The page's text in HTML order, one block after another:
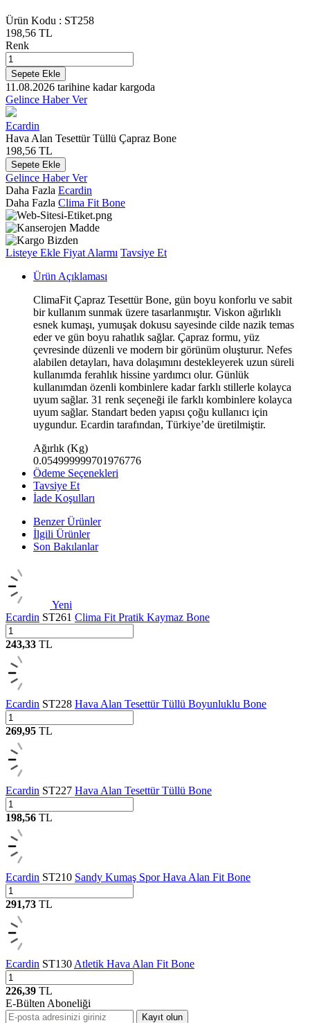
Ürün Kodu : ST258
198,56 TL
Renk
Sepete Ekle
11.08.2026 tarihine kadar kargoda
Gelince Haber Ver
Ecardin
Hava Alan Tesettür Tüllü Çapraz Bone
198,56 TL
Sepete Ekle
Gelince Haber Ver
Daha Fazla Ecardin
Daha Fazla Clima Fit Bone
Listeye Ekle Fiyat Alarmı Tavsiye Et
Ürün Açıklaması
ClimaFit Çapraz Tesettür Bone, gün boyu konforlu ve sabit
bir kullanım sunmak üzere tasarlanmıştır. Viskon ağırlıklı
esnek kumaşı, yumuşak dokusu sayesinde cilde nazik temas
eder ve gün boyu rahatlık sağlar. Çapraz formu, yüz
çevresinde düzenli ve modern bir görünüm oluşturur. Nefes
alabilen detayları, hava dolaşımını destekleyerek uzun süreli
kullanımda ferahlık hissine yardımcı olur. Günlük
kullanımdan özenli kombinlere kadar farklı stillerle kolayca
uyum sağlar. 31 renk seçeneği ile farklı kombinlere kolayca
uyum sağlar. Standart beden yapısı çoğu kullanıcı için
uygundur. Ecardin tarafından, Türkiye’de üretilmiştir.
Ağırlık (Kg)
0.054999999701976776
Ödeme Seçenekleri
Tavsiye Et
İade Koşulları
Benzer Ürünler
İlgili Ürünler
Son Bakılanlar
Yeni
Ecardin ST261 Clima Fit Pratik Kaymaz Bone
243,33 TL
Ecardin ST228 Hava Alan Tesettür Tüllü Boyunluklu Bone
269,95 TL
Ecardin ST227 Hava Alan Tesettür Tüllü Bone
198,56 TL
Ecardin ST210 Sandy Kumaş Spor Hava Alan Fit Bone
291,73 TL
Ecardin ST130 Atletik Hava Alan Fit Bone
226,39 TL
E-Bülten Aboneliği
Kayıt olun